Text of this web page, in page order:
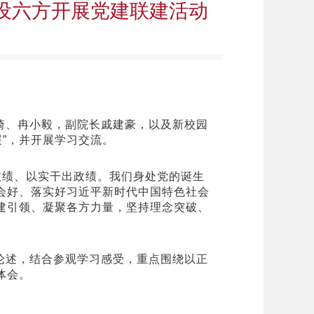
六方开展党建联建活动
冉小毅，副院长戚建豪，以及新校园
并开展学习交流。
、以实干出政绩。我们身处党的诞生
、落实好习近平新时代中国特色社会
领、凝聚各方力量，坚持理念突破、
，结合参观学习感受，重点围绕以正
。